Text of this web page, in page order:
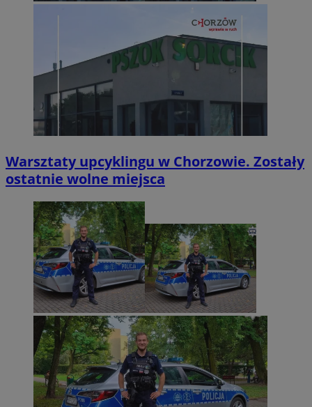
Warsztaty upcyklingu w Chorzowie. Zostały
ostatnie wolne miejsca